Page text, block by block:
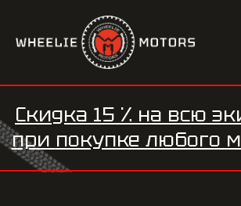
Скидка 15 %на всю экипировку